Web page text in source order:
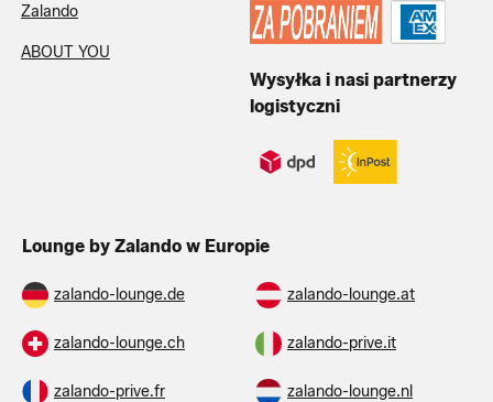
Zalando
ABOUT YOU
Wysyłka i nasi partnerzy
logistyczni
Lounge by Zalando w Europie
zalando-lounge.de zalando-lounge.at
zalando-lounge.ch zalando-prive.it
zalando-prive.fr zalando-lounge.nl